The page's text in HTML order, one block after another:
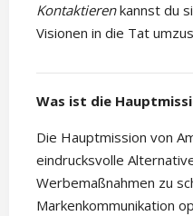
Kontaktierenkannst du
Visionen in die Tat
Was ist die
Die Hauptmission von
eindrucksvolle
Werbemaßnahmen zu
Markenkommunikation